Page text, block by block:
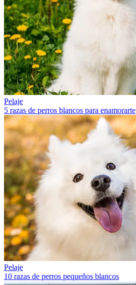
Pelaje
5 razas de perros blancos para enamorarte
Pelaje
10 razas de perros pequeños blancos